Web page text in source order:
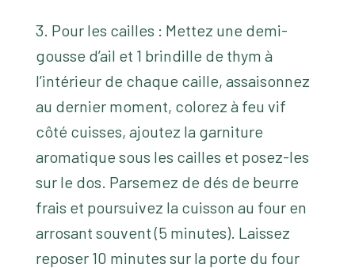
3. Pour les cailles : Mettez une demi-
gousse d’ail et 1 brindille de thym à
l’intérieur de chaque caille, assaisonnez
au dernier moment, colorez à feu vif
côté cuisses, ajoutez la garniture
aromatique sous les cailles et posez-les
sur le dos. Parsemez de dés de beurre
frais et poursuivez la cuisson au four en
arrosant souvent (5 minutes). Laissez
reposer 10 minutes sur la porte du four